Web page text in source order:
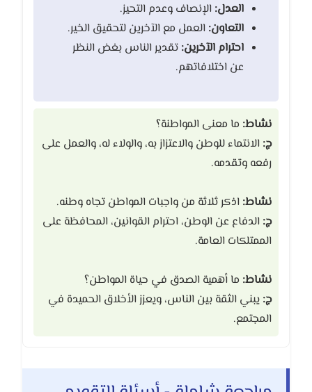
العدل: الإنصاف وعدم التحيز.
التعاون: العمل مع الآخرين لتحقيق الخير.
احترام الآخرين: تقدير الناس بغض النظر
عن اختلافاتهم.
نشاط: ما معنى المواطنة؟
ج: الانتماء للوطن والاعتزاز به، والولاء له، والعمل على
رفعه وتقدمه.
نشاط: اذكر ثلاثة من واجبات المواطن تجاه وطنه.
ج: الدفاع عن الوطن، احترام القوانين، المحافظة على
الممتلكات العامة.
نشاط: ما أهمية الصدق في حياة المواطن؟
ج: يبني الثقة بين الناس، ويعزز الأخلاق الحميدة في
المجتمع.